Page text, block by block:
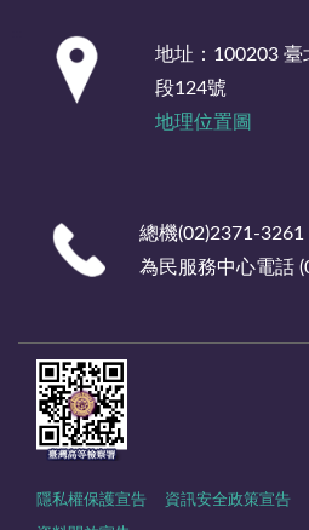
地址：100203 臺
段124號
地理位置圖
總機(02)2371-3261
為民服務中心電話
隱私權保護宣告 資訊安全政策宣告